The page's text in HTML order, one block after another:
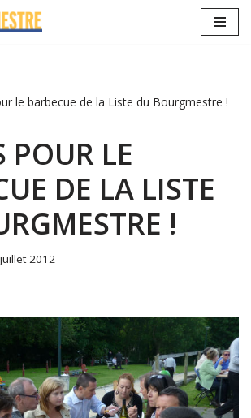
le barbecue de la Liste du Bourgmestre !
POUR LE
DE LA LISTE
!
2012